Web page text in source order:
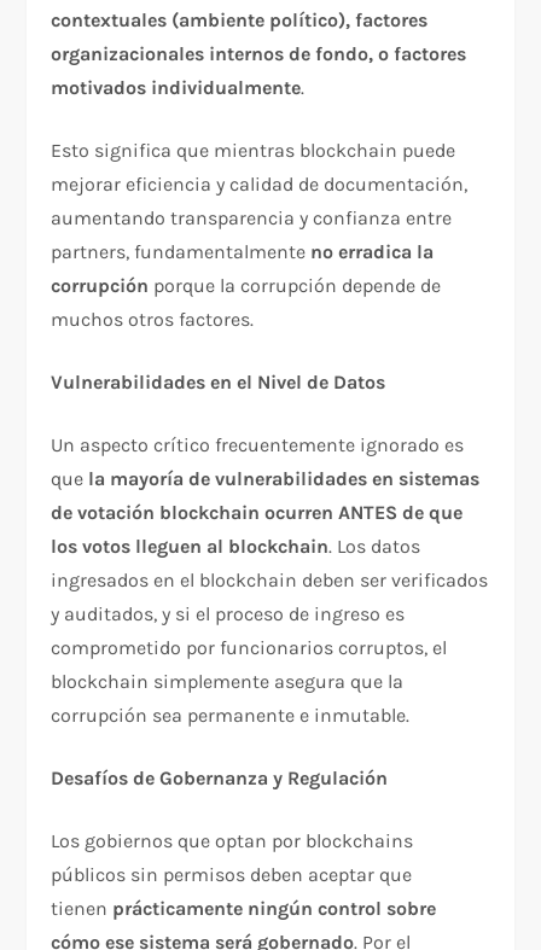
contextuales (ambiente político), factores
organizacionales internos de fondo, o factores
motivados individualmente.​
Esto significa que mientras blockchain puede
mejorar eficiencia y calidad de documentación,
aumentando transparencia y confianza entre
partners, fundamentalmente no erradica la
corrupción porque la corrupción depende de
muchos otros factores.​
Vulnerabilidades en el Nivel de Datos
Un aspecto crítico frecuentemente ignorado es
que la mayoría de vulnerabilidades en sistemas
de votación blockchain ocurren ANTES de que
los votos lleguen al blockchain. Los datos
ingresados en el blockchain deben ser verificados
y auditados, y si el proceso de ingreso es
comprometido por funcionarios corruptos, el
blockchain simplemente asegura que la
corrupción sea permanente e inmutable.​
Desafíos de Gobernanza y Regulación
Los gobiernos que optan por blockchains
públicos sin permisos deben aceptar que
tienen prácticamente ningún control sobre
cómo ese sistema será gobernado. Por el